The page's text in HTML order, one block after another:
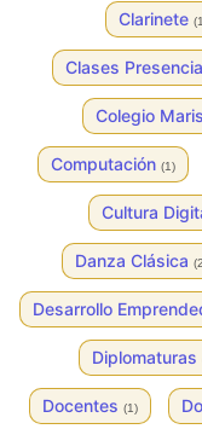
Clarinete
Clases
Colegio
Computación (1)
Cultura
Danza Clásica
Desarrollo
Diplomaturas
Docentes (1)